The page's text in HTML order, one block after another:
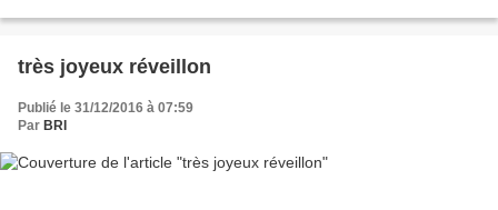
très joyeux réveillon
Publié le 31/12/2016 à 07:59
Par BRI